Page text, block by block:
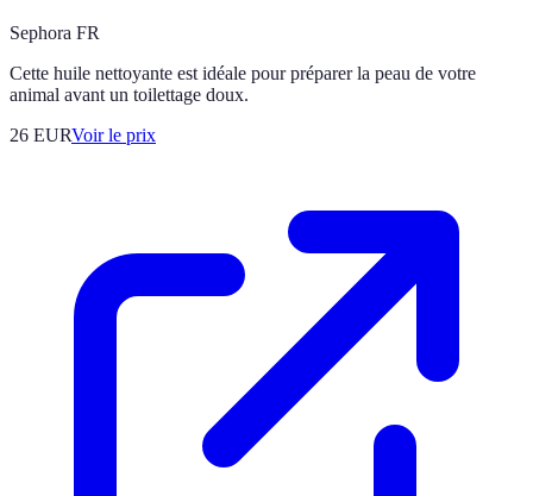
Sephora FR
Cette huile nettoyante est idéale pour préparer la peau de votre
animal avant un toilettage doux.
26 EURVoir le prix